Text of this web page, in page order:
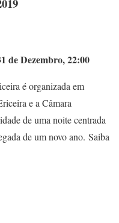
de Dezembro, 22:00
é organizada em
e a Câmara
de uma noite centrada
de um novo ano. Saiba